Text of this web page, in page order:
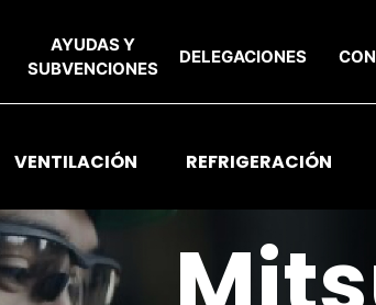
AYUDAS Y
SUBVENCIONES
DELEGACIONES
VENTILACIÓN REFRIGERACIÓN